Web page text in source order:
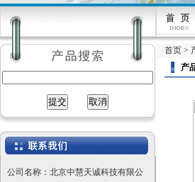
公司名称：北京中慧天诚科技有限公
首页 >
产